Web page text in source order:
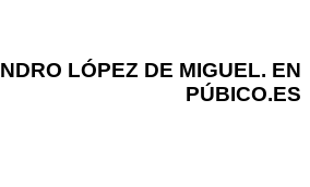
LÓPEZ DE MIGUEL. EN
PÚBICO.ES